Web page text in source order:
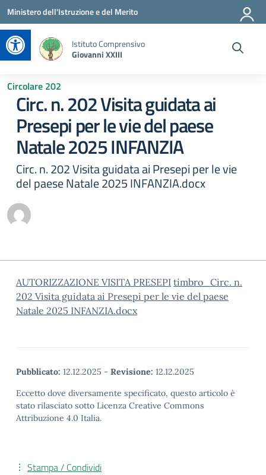
Apri la barra degli strumenti
Vai ai contenuti
Vai al menu di navigazione
Vai al footer
Ministero dell'Istruzione e del Merito
Istituto Comprensivo
Giovanni XXIII
Circolare 202
Circ. n. 202 Visita guidata ai
Presepi per le vie del paese
Natale 2025 INFANZIA
Circ. n. 202 Visita guidata ai Presepi per le vie
del paese Natale 2025 INFANZIA.docx
AUTORIZZAZIONE VISITA PRESEPI timbro_Circ. n.
202 Visita guidata ai Presepi per le vie del paese
Natale 2025 INFANZIA.docx
Pubblicato: 12.12.2025 - Revisione: 12.12.2025
Eccetto dove diversamente specificato, questo articolo è
stato rilasciato sotto Licenza Creative Commons
Attribuzione 4.0 Italia.
Stampa / Condividi